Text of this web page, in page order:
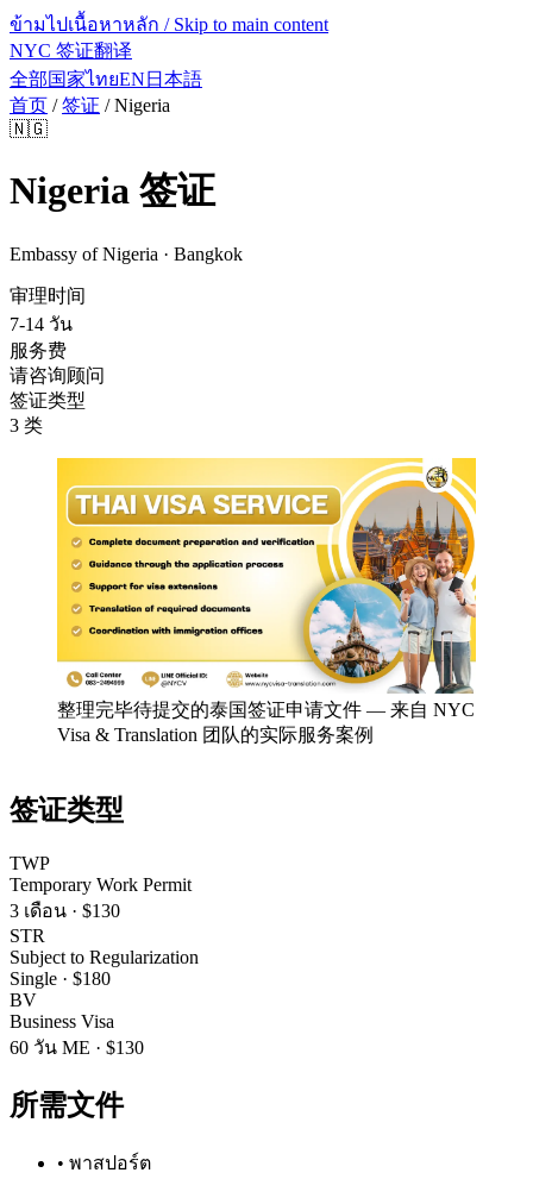
ข้ามไปเนื้อหาหลัก / Skip to main content
NYC 签证翻译
全部国家ไทยEN 日本語
首页 /签证 /Nigeria
🇳🇬
Nigeria 签证
Embassy of Nigeria · Bangkok
审理时间
7-14 วัน
服务费
请咨询顾问
签证类型
3 类
整理完毕待提交的泰国签证申请文件 — 来自 NYC
Visa & Translation 团队的实际服务案例
签证类型
TWP
Temporary Work Permit
3 เดือน · $130
STR
Subject to Regularization
Single · $180
BV
Business Visa
60 วัน ME · $130
所需文件
• พาสปอร์ต